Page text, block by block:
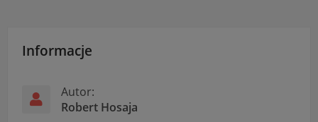
Informacje
Autor:
Robert Hosaja